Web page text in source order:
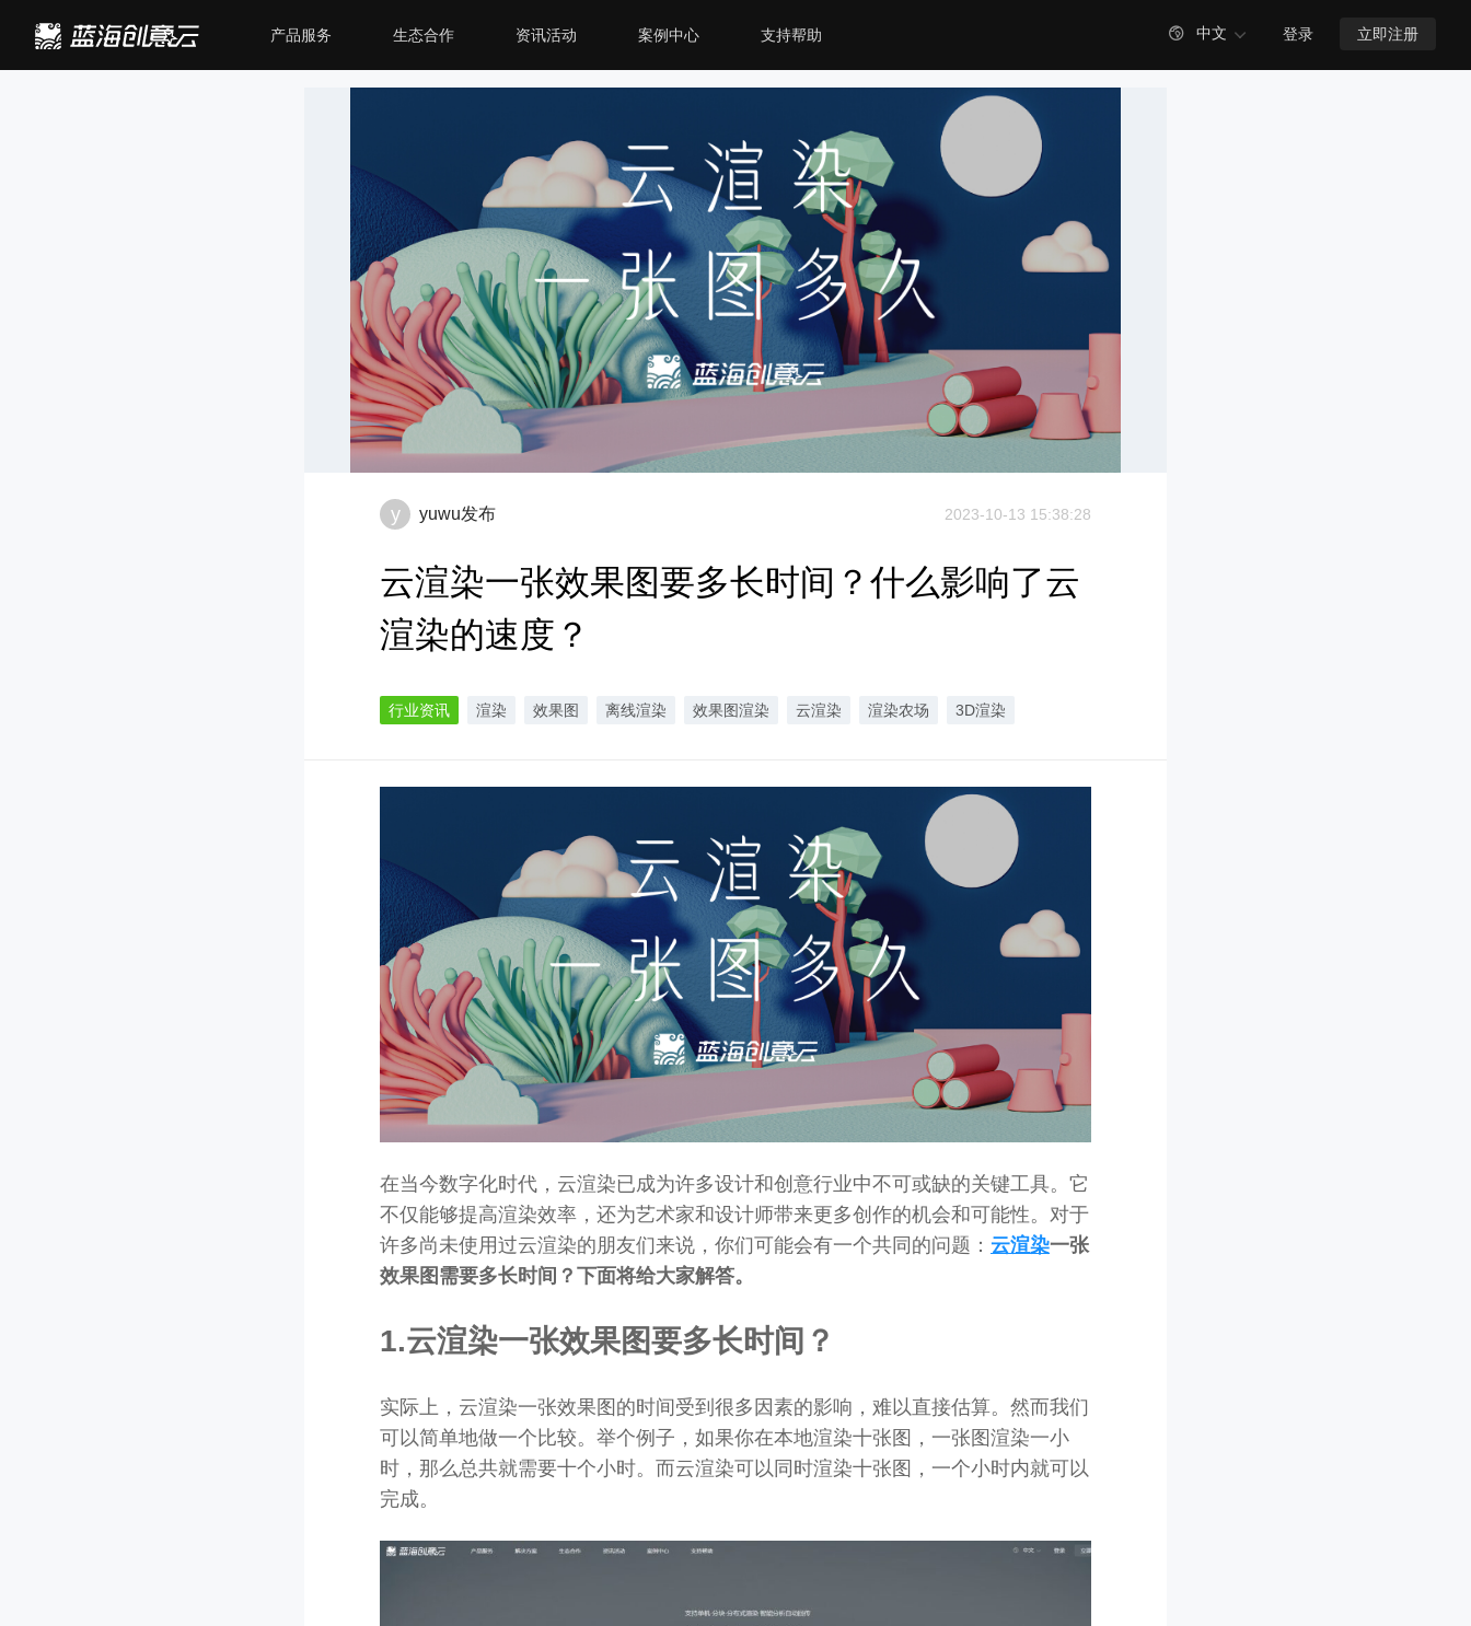
产品服务 生态合作 资讯活动 案例中心 支持帮助  中文  登录 立即注册
y yuwu发布 2023-10-13 15:38:28
云渲染一张效果图要多长时间？什么影响了云
渲染的速度？
行业资讯 渲染 效果图 离线渲染 效果图渲染 云渲染 渲染农场 3D渲染
在当今数字化时代，云渲染已成为许多设计和创意行业中不可或缺的关键工具。它
不仅能够提高渲染效率，还为艺术家和设计师带来更多创作的机会和可能性。对于
许多尚未使用过云渲染的朋友们来说，你们可能会有一个共同的问题： 云渲染一张
效果图需要多长时间？下面将给大家解答。
1.云渲染一张效果图要多长时间？
实际上，云渲染一张效果图的时间受到很多因素的影响，难以直接估算。然而我们
可以简单地做一个比较。举个例子，如果你在本地渲染十张图，一张图渲染一小
时，那么总共就需要十个小时。而云渲染可以同时渲染十张图，一个小时内就可以
完成。